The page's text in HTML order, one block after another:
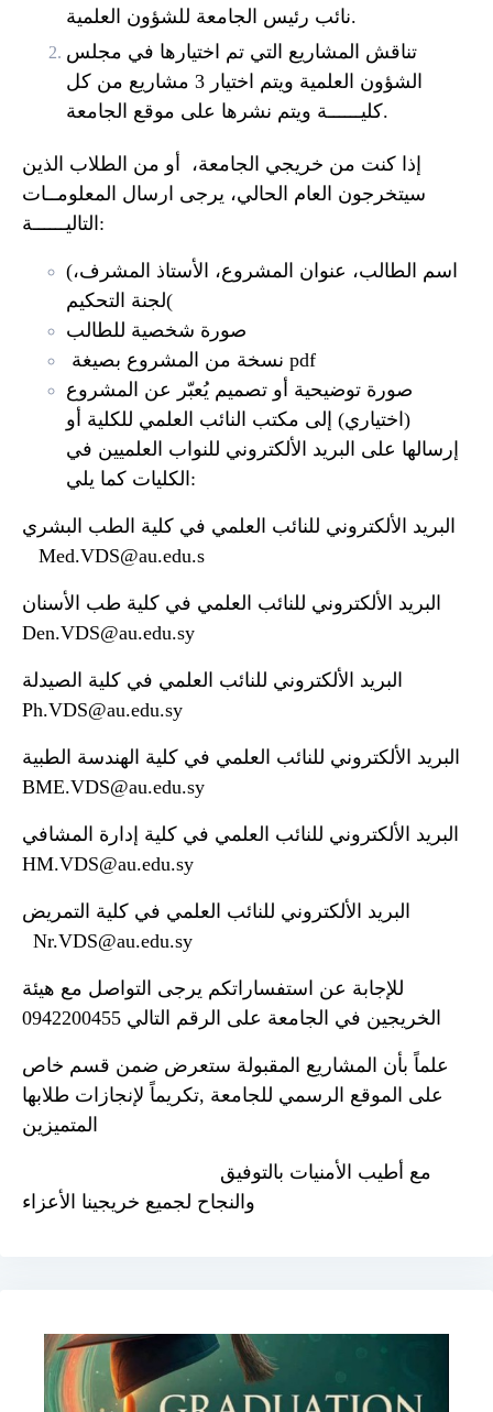
نائب رئيس الجامعة للشؤون العلمية.
تناقش المشاريع التي تم اختيارها في مجلس
الشؤون العلمية ويتم اختيار 3 مشاريع من كل
كليــــــة ويتم نشرها على موقع الجامعة.
إذا كنت من خريجي الجامعة، أو من الطلاب الذين
سيتخرجون العام الحالي، يرجى ارسال المعلومــات
التاليــــــة:
(اسم الطالب، عنوان المشروع، الأستاذ المشرف،
لجنة التحكيم(
صورة شخصية للطالب
pdf
صورة توضيحية أو تصميم يُعبّر عن المشروع
(اختياري( إلى مكتب النائب العلمي للكلية أو
إرسالها على البريد الألكتروني للنواب العلميين في
الكليات كما يلي:
البريد الألكتروني للنائب العلمي في كلية الطب البشري
Med.VDS@au.edu.s
Den.VDS@au.edu.sy
Ph.VDS@au.edu.sy
BME.VDS@au.edu.sy
HM.VDS@au.edu.sy
البريد الألكتروني للنائب العلمي في كلية التمريض
Nr.VDS@au.edu.sy
للإجابة عن استفساراتكم يرجى التواصل مع هيئة
الخريجين في الجامعة على الرقم التالي 0942200455
علماً بأن المشاريع المقبولة ستعرض ضمن قسم خاص
على الموقع الرسمي للجامعة ,تكريماً لإنجازات طلابها
المتميزين
والنجاح لجميع خريجينا الأعزاء